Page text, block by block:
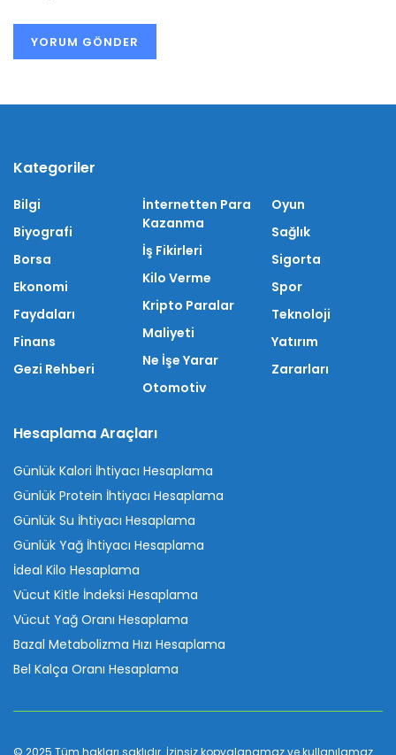
Kategoriler
Bilgi
Biyografi
Borsa
Ekonomi
Faydaları
Finans
Gezi Rehberi
İnternetten Para
Kazanma
İş Fikirleri
Kilo Verme
Kripto Paralar
Maliyeti
Ne İşe Yarar
Otomotiv
Oyun
Sağlık
Sigorta
Spor
Teknoloji
Yatırım
Zararları
Hesaplama Araçları
Günlük Kalori İhtiyacı Hesaplama
Günlük Protein İhtiyacı Hesaplama
Günlük Su İhtiyacı Hesaplama
Günlük Yağ İhtiyacı Hesaplama
İdeal Kilo Hesaplama
Vücut Kitle İndeksi Hesaplama
Vücut Yağ Oranı Hesaplama
Bazal Metabolizma Hızı Hesaplama
Bel Kalça Oranı Hesaplama
© 2025 Tüm hakları saklıdır. İzinsiz kopyalanamaz ve kullanılamaz.